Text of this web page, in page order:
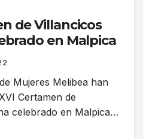
de Villancicos
en Malpica
Mujeres Melibea han
Certamen de
celebrado en Malpica…